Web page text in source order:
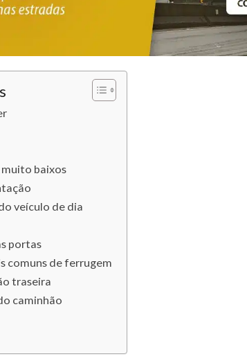
baixos
veículo de dia
portas
comuns de ferrugem
traseira
caminhão